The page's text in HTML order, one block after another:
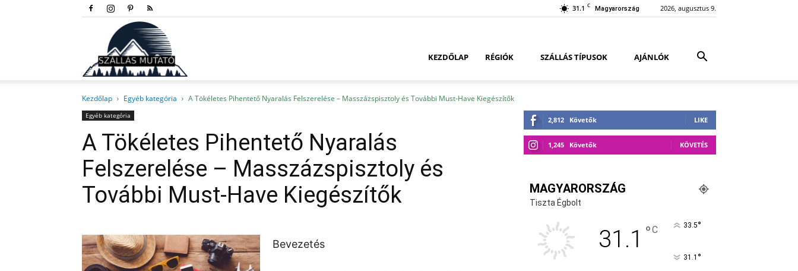
31.1 C Magyarország 2026, augusztus 9.
KEZDŐLAP RÉGIÓK SZÁLLÁS TÍPUSOK AJÁNLÓK
Kezdőlap Egyéb kategória A Tökéletes Pihentető Nyaralás Felszerelése – Masszázspisztoly és További Must-Have Kiegészítők
Egyéb kategória
A Tökéletes Pihentető Nyaralás
Felszerelése – Masszázspisztoly és
További Must-Have Kiegészítők
Bevezetés
2,812 Követők LIKE
1,245 Követők KÖVETÉS
MAGYARORSZÁG
Tiszta Égbolt
31.1 °C 33.5°
31.1 °